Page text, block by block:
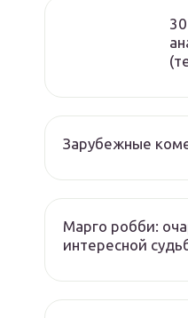
Зарубежные
Марго робби:
интересной